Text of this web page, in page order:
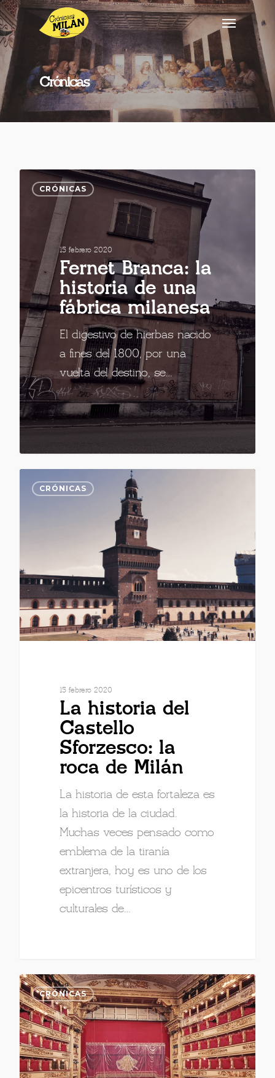
Crónicas
CRÓNICAS
15 febrero 2020
Fernet Branca: la
historia de una
fábrica milanesa
El digestivo de hierbas nacido
a fines del 1800, por una
vuelta del destino, se…
CRÓNICAS
15 febrero 2020
La historia del
Castello
Sforzesco: la
roca de Milán
La historia de esta fortaleza es
la historia de la ciudad.
Muchas veces pensado como
emblema de la tiranía
extranjera, hoy es uno de los
epicentros turísticos y
culturales de…
CRÓNICAS